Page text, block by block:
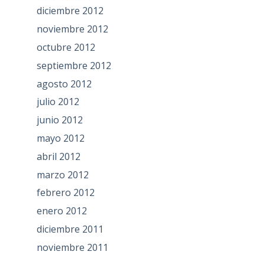
diciembre 2012
noviembre 2012
octubre 2012
septiembre 2012
agosto 2012
julio 2012
junio 2012
mayo 2012
abril 2012
marzo 2012
febrero 2012
enero 2012
diciembre 2011
noviembre 2011